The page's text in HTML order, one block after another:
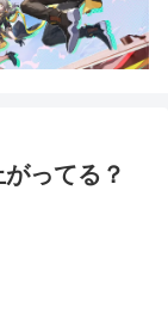
ってる？